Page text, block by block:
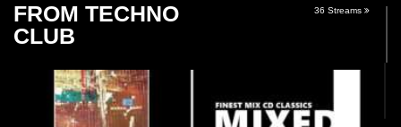
FROM TECHNO
CLUB
36 Streams